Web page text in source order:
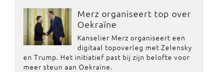
Merz organiseert top over
Oekraïne
Kanselier Merz organiseert een
digitaal topoverleg met Zelensky
en Trump. Het initiatief past bij zijn belofte voor
meer steun aan Oekraïne.